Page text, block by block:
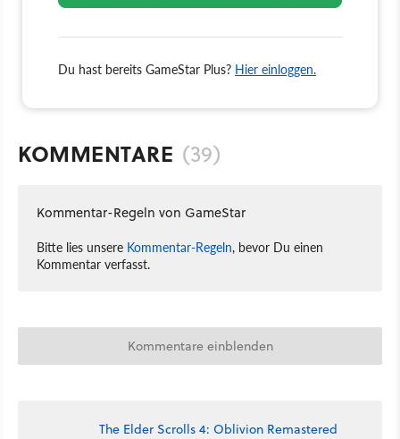
Du hast bereits GameStar Plus? Hier einloggen.
KOMMENTARE (39)
Kommentar-Regeln von GameStar
Bitte lies unsere Kommentar-Regeln, bevor Du einen
Kommentar verfasst.
Kommentare einblenden
The Elder Scrolls 4: Oblivion Remastered